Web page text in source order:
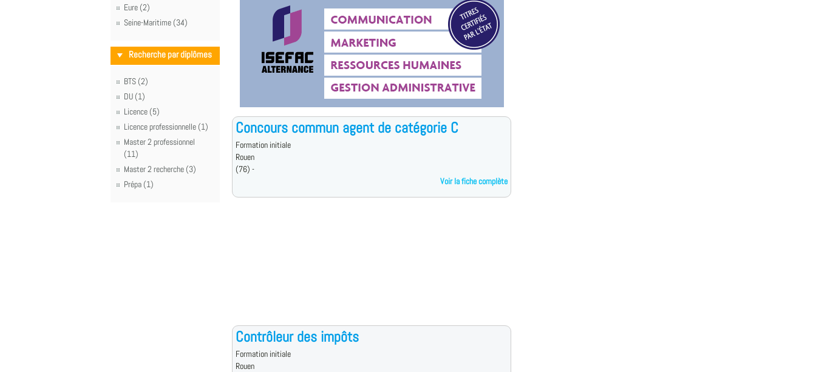
Eure (2)
Seine-Maritime (34)
Recherche par diplômes
BTS (2)
DU (1)
Licence (5)
Licence professionnelle (1)
Master 2 professionnel
(11)
Master 2 recherche (3)
Prépa (1)
Concours commun agent de catégorie C
Formation initiale
Rouen
(76) -
Voir la fiche complète
Contrôleur des impôts
Formation initiale
Rouen